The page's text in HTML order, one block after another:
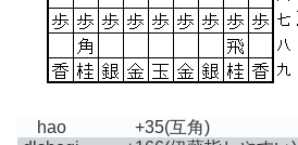
hao +35(互角)